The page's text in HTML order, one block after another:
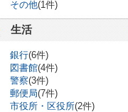
その他(1件)
生活
銀行(6件)
図書館(4件)
警察(3件)
郵便局(7件)
市役所・区役所(2件)